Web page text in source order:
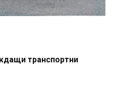
транспортни